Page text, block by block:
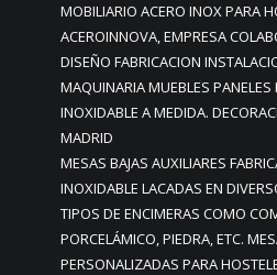
MOBILIARIO ACERO INOX PARA
ACEROINNOVA, EMPRESA
DISEÑO FABRICACION
MAQUINARIA MUEBLES PANELES
INOXIDABLE A MEDIDA.
MADRID
MESAS BAJAS AUXILIARES
INOXIDABLE LACADAS EN
TIPOS DE ENCIMERAS COMO
PORCELÁMICO, PIEDRA, ETC.
PERSONALIZADAS PARA